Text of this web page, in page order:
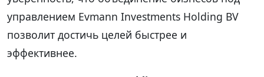
управлением Evmann Investments Holding BV
позволит достичь целей быстрее и
эффективнее.